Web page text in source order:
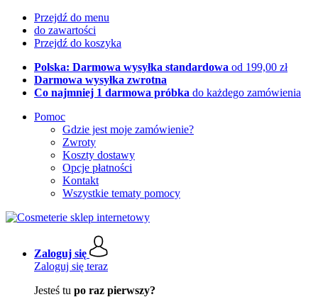
Przejdź do menu
do zawartości
Przejdź do koszyka
Polska: Darmowa wysyłka standardowa od 199,00 zł
Darmowa wysyłka zwrotna
Co najmniej 1 darmowa próbka do każdego zamówienia
Pomoc
Gdzie jest moje zamówienie?
Zwroty
Koszty dostawy
Opcje płatności
Kontakt
Wszystkie tematy pomocy
Zaloguj się
Zaloguj się teraz
Jesteś tu po raz pierwszy?